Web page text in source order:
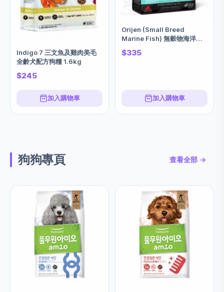
Indigo 7 三文魚及雞肉美毛
全齡犬配方狗糧 1.6kg
$245
加入購物車
Orijen (Small Breed
Marine Fish) 無穀物海洋魚
配方小型犬狗糧 1.8kgs
$335
加入購物車
狗狗專頁 查看全部 →